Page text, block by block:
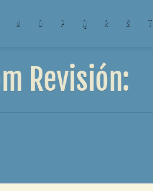
N O P Q R S T
Revisión: